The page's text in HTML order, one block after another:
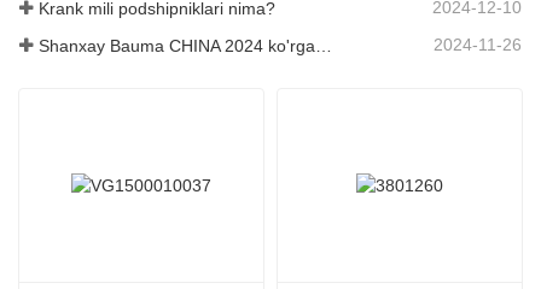
Krank mili podshipniklari nima? 2024-12-10
Shanxay Bauma CHINA 2024 ko'rgazmasi 2024-11-26